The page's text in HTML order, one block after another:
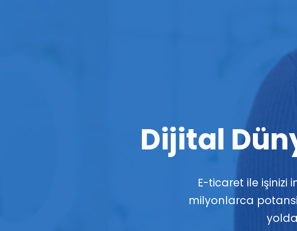
Dijital
E-ticaret ile işinizi
milyonlarca